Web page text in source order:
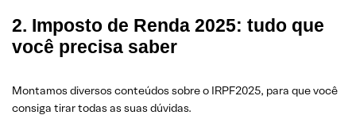
2. Imposto de Renda 2025: tudo que
você precisa saber
Montamos diversos conteúdos sobre o IRPF2025, para que você
consiga tirar todas as suas dúvidas.